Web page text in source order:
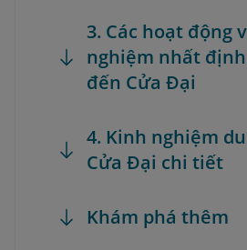
3. Các hoạt động
nghiệm nhất
đến Cửa Đại
4. Kinh nghiệm
Cửa Đại chi tiết
Khám phá thêm